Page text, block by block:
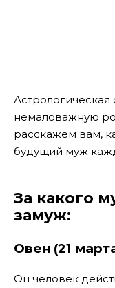
немаловажную
расскажем вам,
будущий муж
За какого
замуж:
Овен (21
Он человек